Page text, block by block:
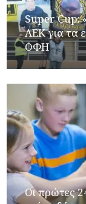
Super Cup:
ΑΕΚ για τα
ΟΦΗ
Οι πρώτες